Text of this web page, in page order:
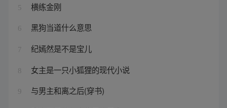
5 横练金刚
6 黑狗当道什么意思
7 纪嫣然是不是宝儿
8 女主是一只小狐狸的现代小说
9 与男主和离之后(穿书)